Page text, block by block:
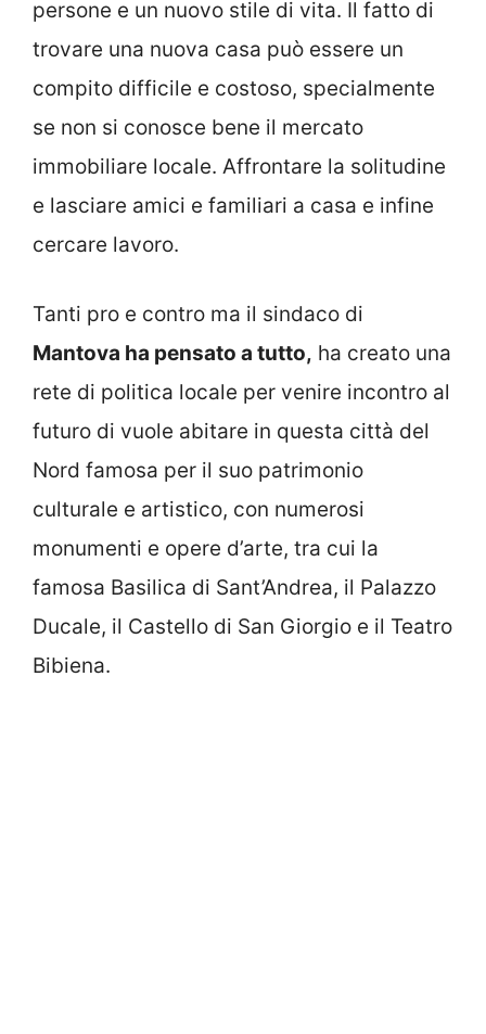
persone e un nuovo stile di vita. Il fatto di
trovare una nuova casa può essere un
compito difficile e costoso, specialmente
se non si conosce bene il mercato
immobiliare locale. Affrontare la solitudine
e lasciare amici e familiari a casa e infine
cercare lavoro.
Tanti pro e contro ma il sindaco di
Mantova ha pensato a tutto, ha creato una
rete di politica locale per venire incontro al
futuro di vuole abitare in questa città del
Nord famosa per il suo patrimonio
culturale e artistico, con numerosi
monumenti e opere d’arte, tra cui la
famosa Basilica di Sant’Andrea, il Palazzo
Ducale, il Castello di San Giorgio e il Teatro
Bibiena.